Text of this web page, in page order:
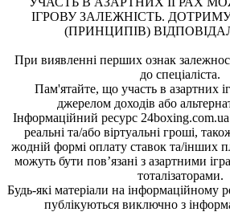
ІГРОВУ ЗАЛЕЖНІСТЬ.
(ПРИНЦИПІВ)
При виявленні перших ознак
до спеціаліста.
Пам'ятайте, що участь в азартних
джерелом доходів або
Інформаційний ресурс
реальні та/або віртуальні гроші,
жодній формі оплату ставок та/інших
можуть бути пов’язані з азартними
тоталізаторами.
Будь-які матеріали на інформаційному
публікуються виключно з